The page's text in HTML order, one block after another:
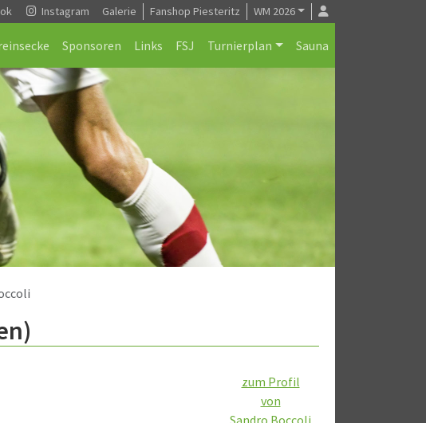
Instagram Galerie Fanshop Piesteritz WM 2026
Sponsoren Links FSJ Turnierplan Sauna
zum Profil
von
Sandro Boccoli